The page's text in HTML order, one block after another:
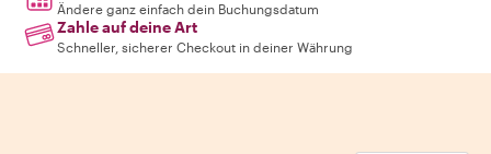
Ändere ganz einfach dein Buchungsdatum
Zahle auf deine Art
Schneller, sicherer Checkout in deiner Währung